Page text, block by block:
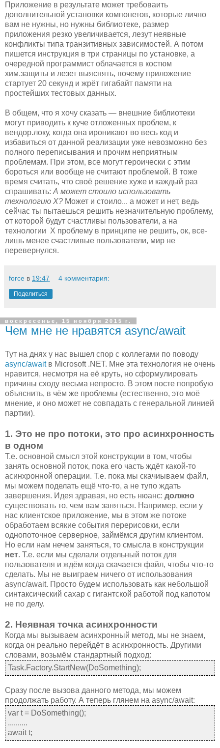
Приложение в результате может требоваить
дополнительной установки компонетов, которые лично
вам не нужны, но нужны библиотеке, размер
приложения резко увеличивается, лезут неявные
конфликты типа транзитивных зависимостей. А потом
пишется инструкция в три страницы по установке, а
очередной программист облачается в костюм
хим.защиты и лезет выяснять, почему приложение
стартует 20 секунд и жрёт гигабайт памяти на
простейших тестовых данных.
В общем, что я хочу сказать — внешние библиотеки
могут приводить к куче отложенных проблем, к
вендор.локу, когда она ироникают во весь код и
избавиться от данной реализации уже невозможно без
полного переписывания и прочим неприятным
проблемам. При этом, все могут героически с этим
бороться или вообще не считают проблемой. В тоже
время считать, что своё решение хуже и каждый раз
спрашивать: А может стоило использовать
технологию X? Может и стоило... а может и нет, ведь
сейчас ты пытаешься решить незначительную проблему,
от которой будут счастливы пользователи, а на
технологии X проблему в принципе не решить, ок, все-
лишь менее счастливые пользователи, мир не
перевернулся.
force в 19:47 4 комментария:
Поделиться
воскресенье, 15 ноября 2015 г.
Чем мне не нравятся async/await
Тут на днях у нас вышел спор с коллегами по поводу
async/awaitв Microsoft .NET. Мне эта технология не очень
нравится, несмотря на её круть, но сформулировать
причины сходу весьма непросто. В этом посте попробую
объяснить, в чём же проблемы (естественно, это моё
мнение, и оно может не совпадать с генеральной линией
партии).
1. Это не про потоки, это про асинхронность
в одном
Т.е. основной смысл этой конструкции в том, чтобы
занять основной поток, пока его часть ждёт какой-то
асинхронной операции. Т.е. пока мы скачиываем файл,
мы можем поделать ещё что-то, а не тупо ждать
завершения. Идея здравая, но есть нюанс: должно
существовать то, чем вам заняться. Например, если у
нас клиентское приложение, мы в этом же потоке
обработаем всякие события перерисовки, если
однопоточное серверное, займёмся другим клиентом.
Но если нам нечем заняться, то смысла в конструкции
нет. Т.е. если мы сделали отдельный поток для
пользователя и ждём когда скачается файл, чтобы что-то
сделать. Мы не выиграем ничего от использования
async/await. Просто будем использовать как небольшой
синтаксический сахар с гигантcкой работой под капотом
не по делу.
2. Неявная точка асинхронности
Когда мы вызываем асинхронный метод, мы не знаем,
когда он реально перейдёт в асинхронность. Другими
словами, возьмём стандартный подход:
Task.Factory.StartNew(DoSomething);
Сразу после вызова данного метода, мы можем
продолжать работу. А теперь глянем на async/await:
var t = DoSomething();
..........
await t;